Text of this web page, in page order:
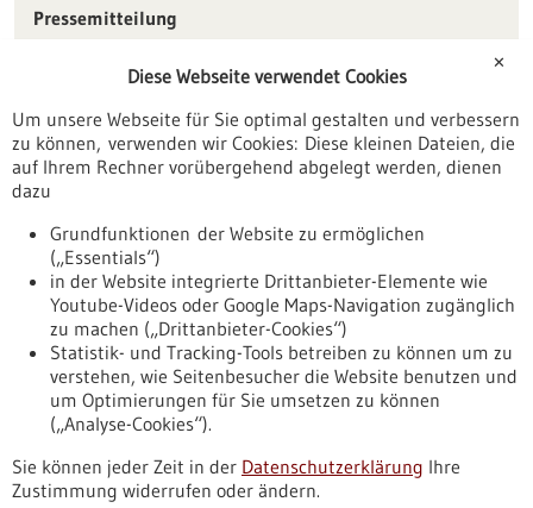
Pressemitteilung
BIOPRO Baden-Württemberg GmbH
Weitere Informationen
Pressekontakt:
Caroline Friedmann
Tel.: +49 (0) 711 218185-69
E-Mail: friedmann(at)bio-pro.de
Nach oben
Informiert bleiben
✕
Diese Webseite verwendet Cookies
Um unsere Webseite für Sie optimal gestalten und verbessern
zu können, verwenden wir Cookies: Diese kleinen Dateien, die
auf Ihrem Rechner vorübergehend abgelegt werden, dienen
dazu
Grundfunktionen der Website zu ermöglichen
(„Essentials“)
in der Website integrierte Drittanbieter-Elemente wie
Youtube-Videos oder Google Maps-Navigation zugänglich
zu machen („Drittanbieter-Cookies“)
Statistik- und Tracking-Tools betreiben zu können um zu
verstehen, wie Seitenbesucher die Website benutzen und
um Optimierungen für Sie umsetzen zu können
(„Analyse-Cookies“).
Sie können jeder Zeit in der Datenschutzerklärung Ihre
Zustimmung widerrufen oder ändern.